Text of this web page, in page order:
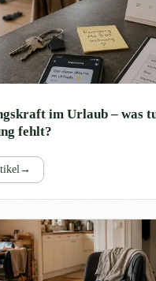
im Urlaub – was
fehlt?
→